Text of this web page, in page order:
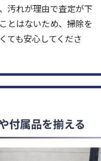
汚れが理由で査定が下
とはないため、掃除を
ても安心してくださ
付属品を揃える